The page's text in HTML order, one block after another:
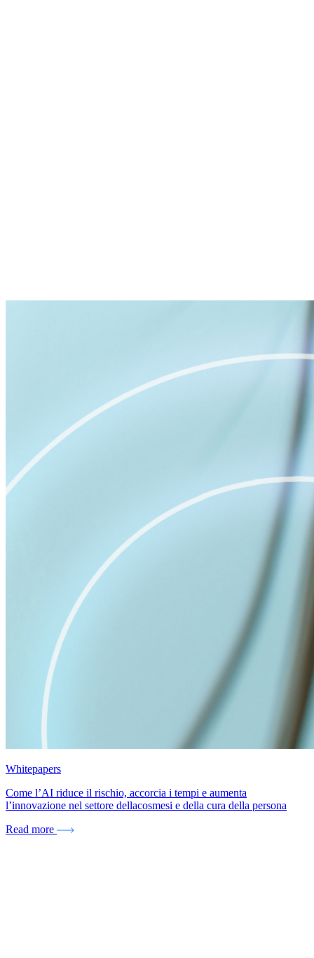
Whitepapers
Come l’AI riduce il rischio, accorcia i tempi e aumenta
l’innovazione nel settore dellacosmesi e della cura della persona
Read more